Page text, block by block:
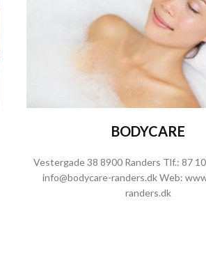
BODYCARE
Vestergade 38 8900 Randers Tlf.: 87
info@bodycare-randers.dkWeb:
randers.dk